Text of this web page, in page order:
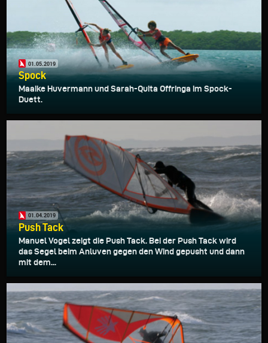
01.05.2019
Spock
Maaike Huvermann und Sarah-Quita Offringa im Spock-
Duett.
01.04.2019
Push Tack
Manuel Vogel zeigt die Push Tack. Bei der Push Tack wird
das Segel beim Anluven gegen den Wind gepusht und dann
mit dem...